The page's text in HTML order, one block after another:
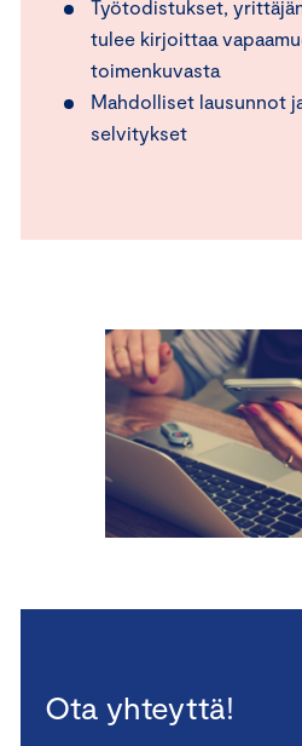
Työtodistukset,
tulee kirjoittaa
toimenkuvasta
Mahdolliset lausunnot
selvitykset
Ota yhteyttä!